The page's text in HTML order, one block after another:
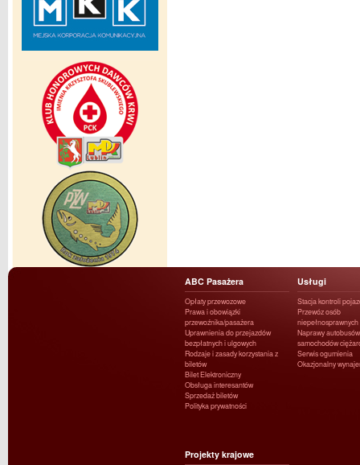
ABC Pasażera
Opłaty przewozowe
Prawa i obowiązki
przewoźnika/pasażera
Uprawnienia do przejazdów
bezpłatnych i ulgowych
Rodzaje i zasady korzystania z
biletów
Bilet Elektroniczny
Obsługa interesantów
Sprzedaż biletów
Polityka prywatności
Usługi
Stacja kontroli
Przewóz osób
niepełnosprawnych
Naprawy
samochodów
Serwis ogumienia
Okazjonalny
Projekty krajowe